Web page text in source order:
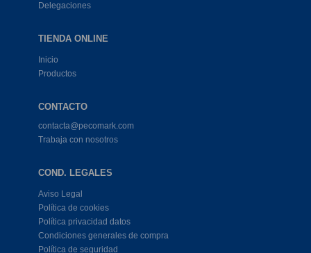
Delegaciones
TIENDA ONLINE
Inicio
Productos
CONTACTO
contacta@pecomark.com
Trabaja con nosotros
COND. LEGALES
Aviso Legal
Política de cookies
Política privacidad datos
Condiciones generales de compra
Política de seguridad